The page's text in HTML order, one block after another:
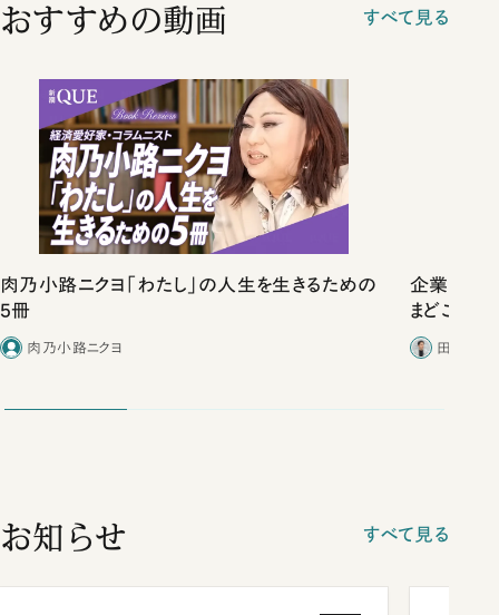
おすすめの動画 すべて見る
肉乃小路ニクヨ「わたし」の人生を生きるための
5冊
肉乃小路ニクヨ
企業だけ
まどこに
田内学
お知らせ すべて見る